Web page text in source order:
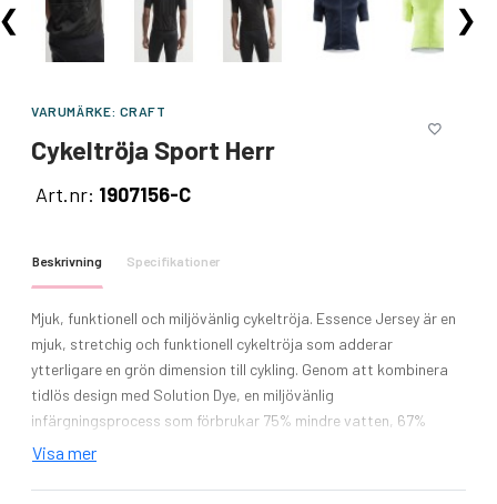
❯
VARUMÄRKE: CRAFT
Cykeltröja Sport Herr
Art.nr: 1907156-C
Beskrivning Specifikationer
Mjuk, funktionell och miljövänlig cykeltröja. Essence Jersey är en
mjuk, stretchig och funktionell cykeltröja som adderar
ytterligare en grön dimension till cykling. Genom att kombinera
tidlös design med Solution Dye, en miljövänlig
infärgningsprocess som förbrukar 75% mindre vatten, 67%
mindre kemikalier och 39% mindre energi jämfört med traditionell
cyklister. Plagget är dessutom gjort i ett mjukt och funktionellt
Visa mer